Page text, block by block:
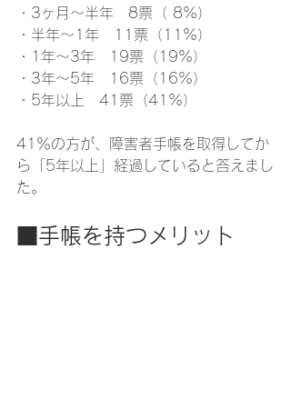
・3ヶ月～半年　8票（ 8%）
・半年～1年　11票（11%）
・1年～3年　19票（19%）
・3年～5年　16票（16%）
・5年以上　41票（41%）
41％の方が、障害者手帳を取得してか
ら「5年以上」経過していると答えまし
た。
■手帳を持つメリット